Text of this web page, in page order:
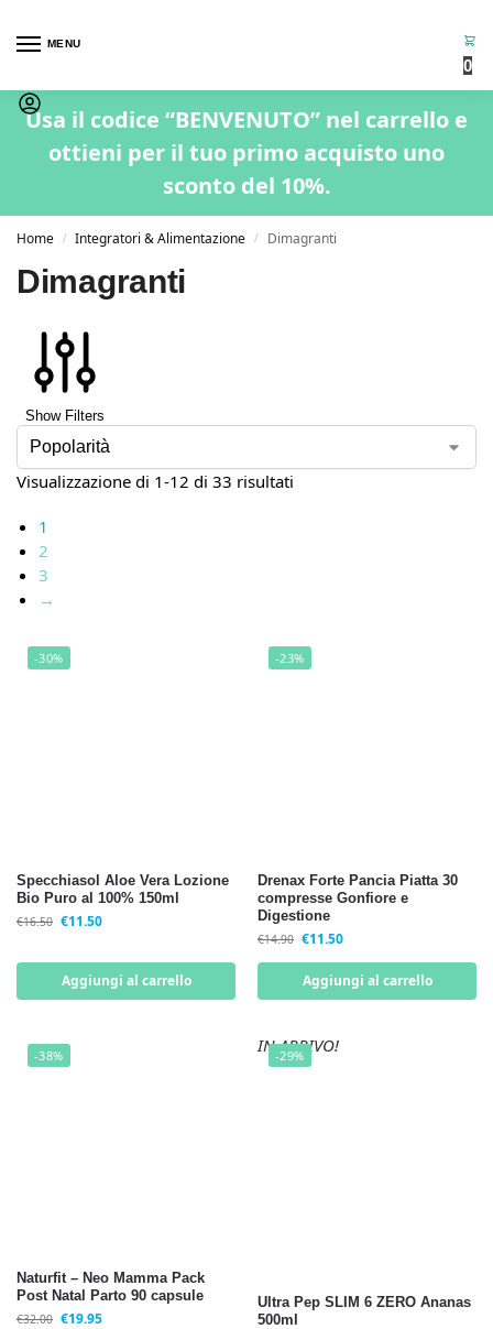
MENU
0
Usa il codice “BENVENUTO” nel carrello e
ottieni per il tuo primo acquisto uno
sconto del 10%.
Home / Integratori & Alimentazione / Dimagranti
Dimagranti
Show Filters
Visualizzazione di 1-12 di 33 risultati
1
2
3
→
-30%
Specchiasol Aloe Vera Lozione
Bio Puro al 100% 150ml
€16.50 €11.50
Aggiungi al carrello
-23%
Drenax Forte Pancia Piatta 30
compresse Gonfiore e
Digestione
€14.90 €11.50
Aggiungi al carrello
-38%
Naturfit – Neo Mamma Pack
Post Natal Parto 90 capsule
€32.00 €19.95
-29%
IN ARRIVO!
Ultra Pep SLIM 6 ZERO Ananas
500ml